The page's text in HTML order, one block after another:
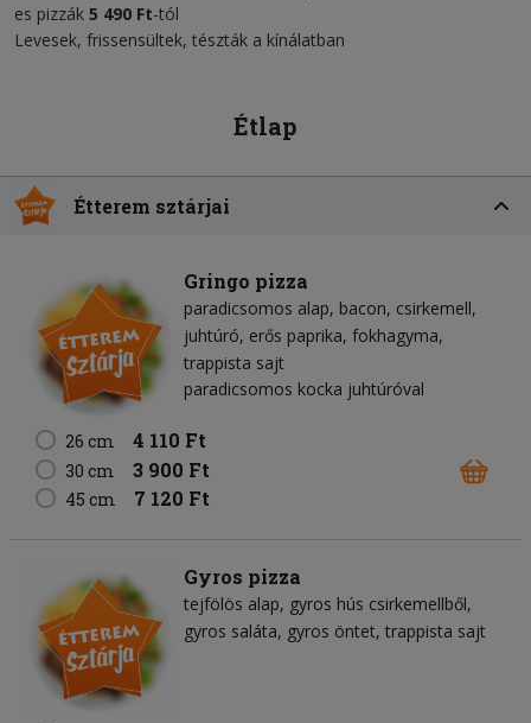
es pizzák 5 490 Ft-tól
Levesek, frissensültek, tészták a kínálatban
Étlap
Étterem sztárjai
Gringo pizza
paradicsomos alap bacon csirkemell
juhtúró erős paprika fokhagyma
trappista sajt
paradicsomos kocka juhtúróval
26 cm 4 110 Ft
30 cm 3 900 Ft
45 cm 7 120 Ft
Gyros pizza
tejfölös alap gyros hús csirkemellből
gyros saláta gyros öntet trappista sajt